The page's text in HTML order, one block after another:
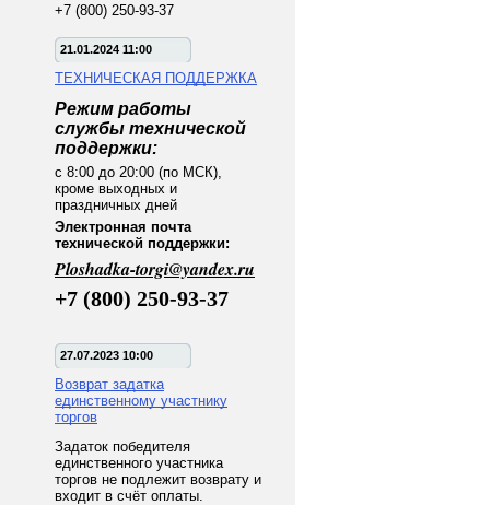
+7 (800) 250-93-37
21.01.2024 11:00
ТЕХНИЧЕСКАЯ ПОДДЕРЖКА
Режим работы
службы технической
поддержки:
с 8:00 до 20:00 (по МСК),
кроме выходных и
праздничных дней
Электронная почта
технической поддержки:
Ploshadka-torgi@yandex.ru
+7 (800) 250-93-37
27.07.2023 10:00
Возврат задатка
единственному участнику
торгов
Задаток победителя
единственного участника
торгов не подлежит возврату и
входит в счёт оплаты.